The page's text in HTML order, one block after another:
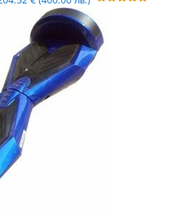
357.90 €
(700.00
лв.).
цена
е:
204.52 €
(400.00